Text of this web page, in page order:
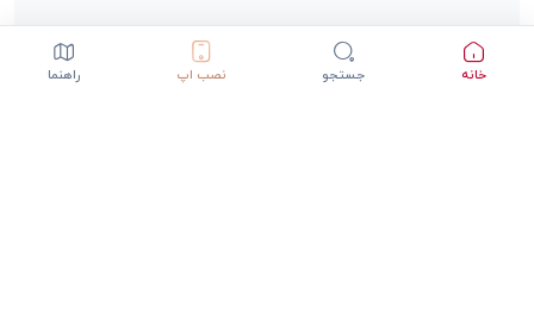
خانه جستجو نصب اپ راهنما